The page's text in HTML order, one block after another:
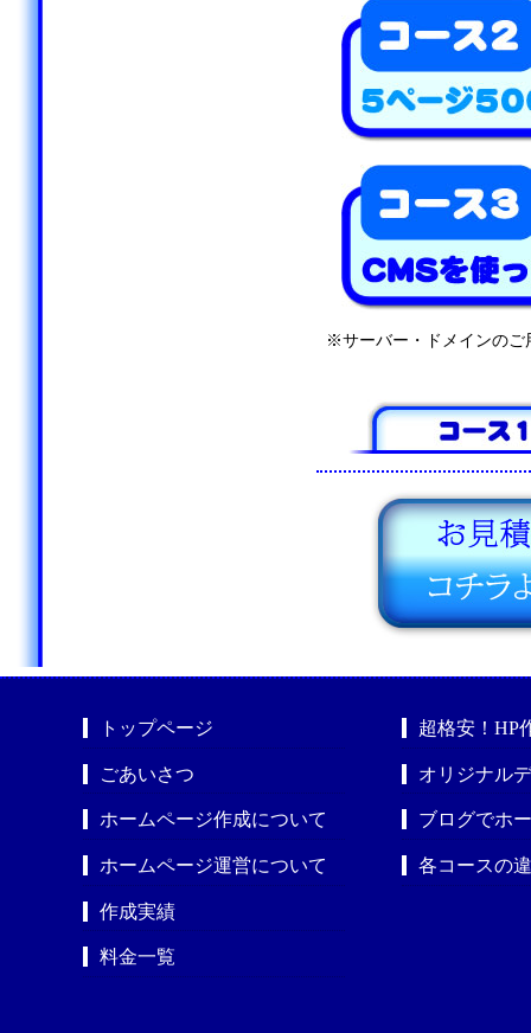
※サーバー・ドメインのご
トップページ
ごあいさつ
ホームページ作成について
ホームページ運営について
作成実績
料金一覧
超格安！HP
オリジナル
ブログでホ
各コースの